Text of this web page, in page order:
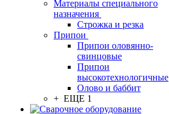
Материалы специального
назначения
Строжка и резка
Припои
Припои оловянно-
свинцовые
Припои
высокотехнологичные
Олово и баббит
+ ЕЩЕ 1